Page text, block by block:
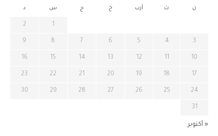
ن ث أرب خ ج س د
1
2
3
4
5
6
7
8
9
10
11
12
13
14
15
16
17
18
19
20
21
22
23
24
25
26
27
28
29
30
31
« أكتوبر